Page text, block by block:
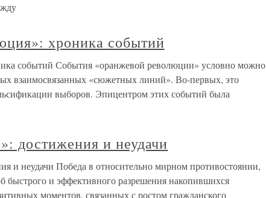
хроника событий
событий События «оранжевой революции» условно можно
взаимосвязанных «сюжетных линий». Во-первых, это
выборов. Эпицентром этих событий была
достижения и неудачи
и неудачи Победа в относительно мирном противостоянии,
быстрого и эффективного разрешения накопившихся
моментов, связанных с ростом гражданского